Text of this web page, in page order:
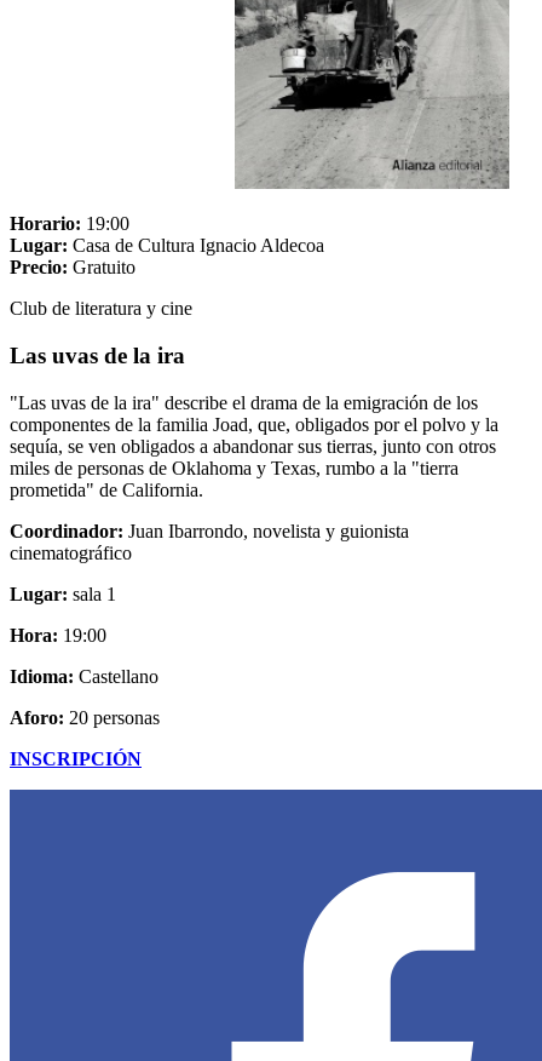
Horario: 19:00
Lugar: Casa de Cultura Ignacio Aldecoa
Precio: Gratuito
Club de literatura y cine
Las uvas de la ira
"Las uvas de la ira" describe el drama de la emigración de los
componentes de la familia Joad, que, obligados por el polvo y la
sequía, se ven obligados a abandonar sus tierras, junto con otros
miles de personas de Oklahoma y Texas, rumbo a la "tierra
prometida" de California.
Coordinador: Juan Ibarrondo, novelista y guionista
cinematográfico
Lugar: sala 1
Hora: 19:00
Idioma: Castellano
Aforo: 20 personas
INSCRIPCIÓN